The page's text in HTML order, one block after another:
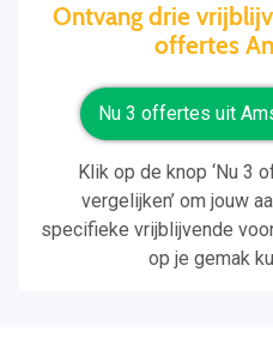
Ontvang drie
offertes
Nu 3 offertes uit
Klik op de knop ‘Nu 3
vergelijken’ om jouw
specifieke vrijblijvende
op je gemak